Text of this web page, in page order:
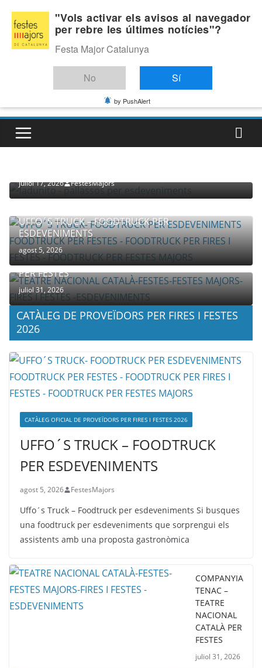
content
Dijous, agost 6, 2026
Última:
juliol 17, 2026 FestesMajors
UFFO´S TRUCK – FOODTRUCK PER
ESDEVENIMENTS
agost 5, 2026
COMPANYIA TENAC – TEATRE NACIONAL CATALÀ
PER FESTES
juliol 31, 2026
CATÀLEG DE PROVEÏDORS PER FIRES I FESTES
2026
CATÀLEG OFICIAL DE PROVEÏDORS PER FIRES I FESTES 2026
UFFO´S TRUCK – FOODTRUCK
PER ESDEVENIMENTS
agost 5, 2026 FestesMajors
Uffo´s Truck – Foodtruck per esdeveniments Si busques
una foodtruck per esdeveniments que sorprengui els
assistents amb una proposta gastronòmica
COMPANYIA
TENAC –
TEATRE
NACIONAL
CATALÀ PER
FESTES
juliol 31, 2026
"Vols activar els avisos al navegador
per rebre les últimes notícies"?
Festa Major Catalunya
No Sí
by PushAlert